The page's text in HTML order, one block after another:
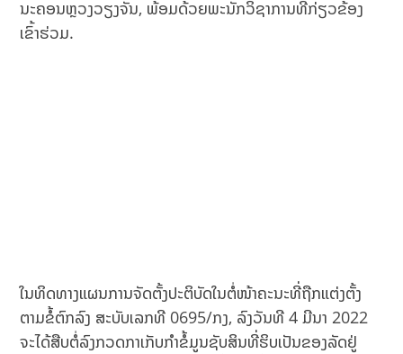
ນະຄອນຫຼວງວຽງຈັນ, ພ້ອມດ້ວຍພະນັກວິຊາການທີ່ກ່ຽວຂ້ອງ
ເຂົ້າຮ່ວມ.
ໃນທິດທາງແຜນການຈັດຕັ້ງປະຕິບັດໃນຕໍ່ໜ້າຄະນະທີ່ຖືກແຕ່ງຕັ້ງ
ຕາມຂໍ້ຕົກລົງ ສະບັບເລກທີ 0695/ກງ, ລົງວັນທີ 4 ມີນາ 2022
ຈະໄດ້ສືບຕໍ່ລົງກວດກາເກັບກໍາຂໍ້ມູນຊັບສິນທີ່ຮິບເປັນຂອງລັດຢູ່